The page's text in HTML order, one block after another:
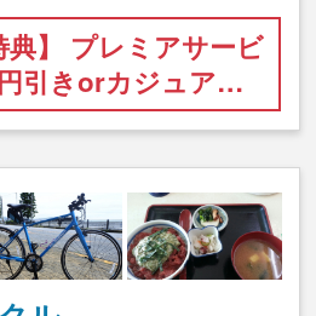
典】 プレミアサービ
引きorカジュア…